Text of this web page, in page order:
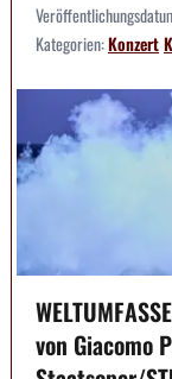
Kategorien:Konzert
von Giacomo